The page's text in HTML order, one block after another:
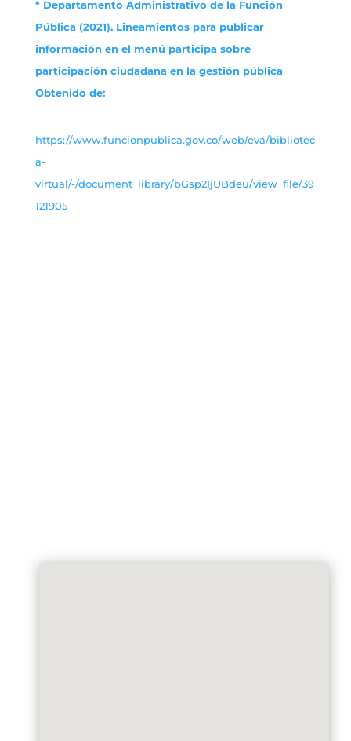
* Departamento Administrativo de la Función
Pública (2021). Lineamientos para publicar
información en el menú participa sobre
participación ciudadana en la gestión pública
Obtenido de:
https://www.funcionpublica.gov.co/web/eva/bibliotec
a-
virtual/-/document_library/bGsp2IjUBdeu/view_file/39
121905